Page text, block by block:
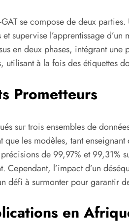
se compose de deux
et supervise l’apprentissage
en deux phases, intégrant
utilisant à la fois des étiquettes
Prometteurs
sur trois ensembles de
que les modèles, tant enseignant
de 99,97% et 99,31%
Cependant, l’impact d’un
défi à surmonter pour garantir
en